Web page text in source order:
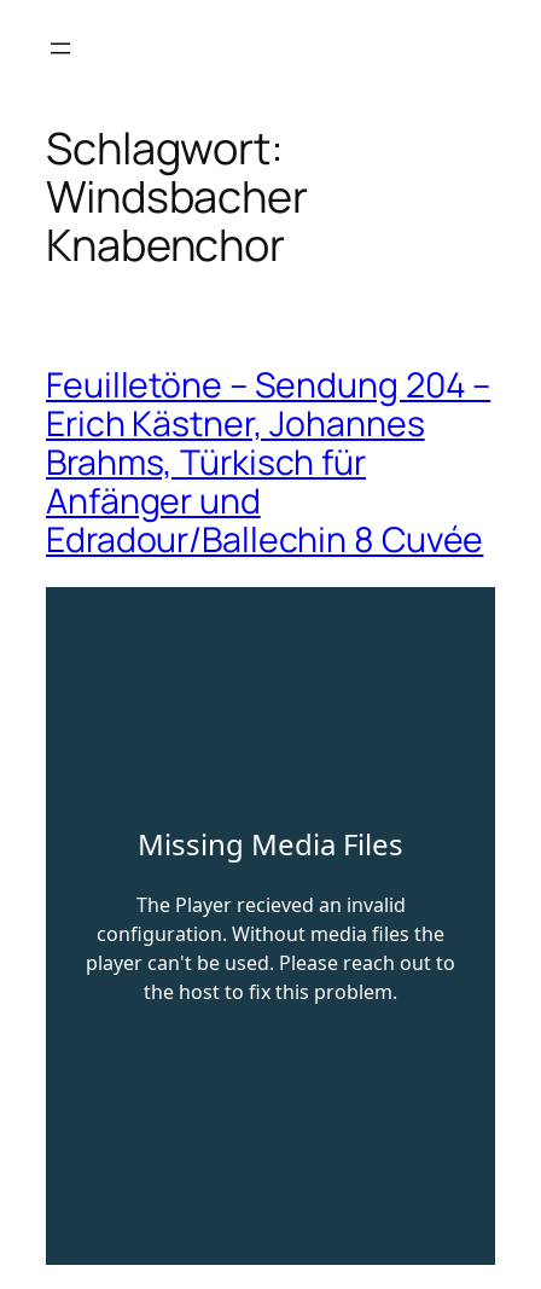
Inhalt
Schlagwort:
Windsbacher
Knabenchor
Feuilletöne – Sendung 204 –
Erich Kästner, Johannes
Brahms, Türkisch für
Anfänger und
Edradour/Ballechin 8 Cuvée